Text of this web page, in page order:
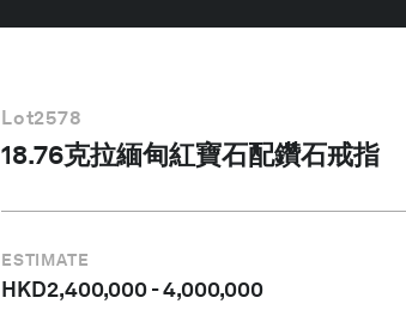
Lot2578
18.76克拉緬甸紅寶石配鑽石戒指
ESTIMATE
HKD2,400,000-4,000,000